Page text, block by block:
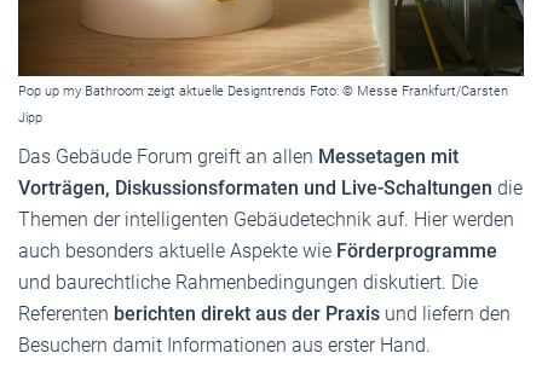
Pop up my Bathroom zeigt aktuelle Designtrends Foto: © Messe Frankfurt/Carsten
Jipp
Das Gebäude Forum greift an allen Messetagen mit
Vorträgen, Diskussionsformaten und Live-Schaltungen die
Themen der intelligenten Gebäudetechnik auf. Hier werden
auch besonders aktuelle Aspekte wie Förderprogramme
und baurechtliche Rahmenbedingungen diskutiert. Die
Referenten berichten direkt aus der Praxis und liefern den
Besuchern damit Informationen aus erster Hand.